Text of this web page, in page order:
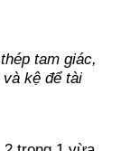
tam giác,
kệ để tài